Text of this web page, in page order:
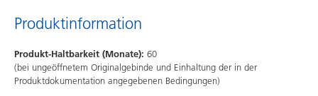
Produktinformation
Produkt-Haltbarkeit (Monate): 60
(bei ungeöffnetem Originalgebinde und Einhaltung der in der
Produktdokumentation angegebenen Bedingungen)